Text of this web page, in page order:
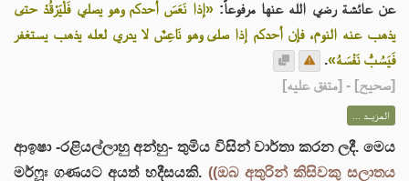
عن عائشة رضي الله عنها مرفوعاً:«إذا نَعَسَ أحدكم وهو يصلي فَلْيَرْقُدْ حتى
يذهب عنه النوم، فإن أحدكم إذا صلى وهو نَاعِسٌ لا يدري لعله يذهب يستغفر
فَيَسُبُّ نَفْسَهُ».
[صحيح] - [متفق عليه]
المزيــد ...
ආඉෂා -රළියල්ලාහු අන්හු- තුමිය විසින් වාර්තා කරන ලදී. මෙය
මර්ෆූඃ ගණයට අයත් හදීසයකි. ((ඔබ අතුරින් කිසිවකු සලාතය